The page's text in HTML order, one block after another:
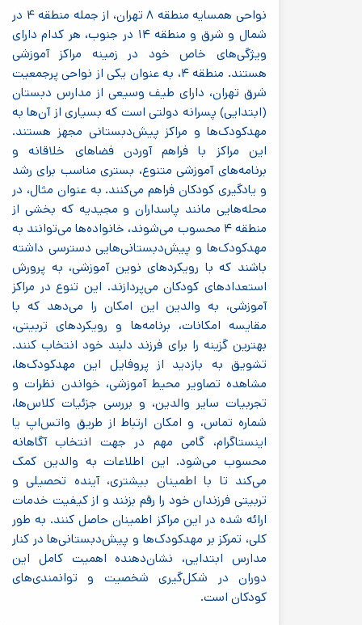
نواحی همسایه منطقه ۸ تهران، از جمله منطقه ۴ در
شمال و شرق و منطقه ۱۴ در جنوب، هر کدام دارای
ویژگی‌های خاص خود در زمینه مراکز آموزشی
هستند. منطقه ۴، به عنوان یکی از نواحی پرجمعیت
شرق تهران، دارای طیف وسیعی از مدارس دبستان
(ابتدایی) پسرانه دولتی است که بسیاری از آن‌ها به
مهدکودک‌ها و مراکز پیش‌دبستانی مجهز هستند.
این مراکز با فراهم آوردن فضاهای خلاقانه و
برنامه‌های آموزشی متنوع، بستری مناسب برای رشد
و یادگیری کودکان فراهم می‌کنند. به عنوان مثال، در
محله‌هایی مانند پاسداران و مجیدیه که بخشی از
منطقه ۴ محسوب می‌شوند، خانواده‌ها می‌توانند به
مهدکودک‌ها و پیش‌دبستانی‌هایی دسترسی داشته
باشند که با رویکردهای نوین آموزشی، به پرورش
استعدادهای کودکان می‌پردازند. این تنوع در مراکز
آموزشی، به والدین این امکان را می‌دهد که با
مقایسه امکانات، برنامه‌ها و رویکردهای تربیتی،
بهترین گزینه را برای فرزند دلبند خود انتخاب کنند.
تشویق به بازدید از پروفایل این مهدکودک‌ها،
مشاهده تصاویر محیط آموزشی، خواندن نظرات و
تجربیات سایر والدین، و بررسی جزئیات کلاس‌ها،
شماره تماس، و امکان ارتباط از طریق واتس‌اپ یا
اینستاگرام، گامی مهم در جهت انتخاب آگاهانه
محسوب می‌شود. این اطلاعات به والدین کمک
می‌کند تا با اطمینان بیشتری، آینده تحصیلی و
تربیتی فرزندان خود را رقم بزنند و از کیفیت خدمات
ارائه شده در این مراکز اطمینان حاصل کنند. به طور
کلی، تمرکز بر مهدکودک‌ها و پیش‌دبستانی‌ها در کنار
مدارس ابتدایی، نشان‌دهنده اهمیت کامل این
دوران در شکل‌گیری شخصیت و توانمندی‌های
کودکان است.